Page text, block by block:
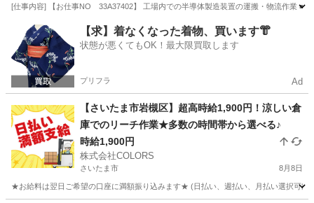
[仕事内容] 【お仕事NO 33A37402】 工場内での半導体製造装置の運搬・物流作業 ■
埼玉 飯能市 その他
【求】着なくなった着物、買います👘
状態が悪くてもOK！最大限買取します
プリフラ Ad
【さいたま市岩槻区】超高時給1,900円！涼しい倉
庫でのリーチ作業★多数の時間帯から選べる♪
時給1,900円
株式会社COLORS
さいたま市 8月8日
★お給料は翌日ご希望の口座に満額振り込みます★ (日払い、週払い、月払い選択可